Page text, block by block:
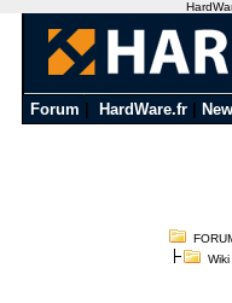
Forum HardWare.fr
Wiki